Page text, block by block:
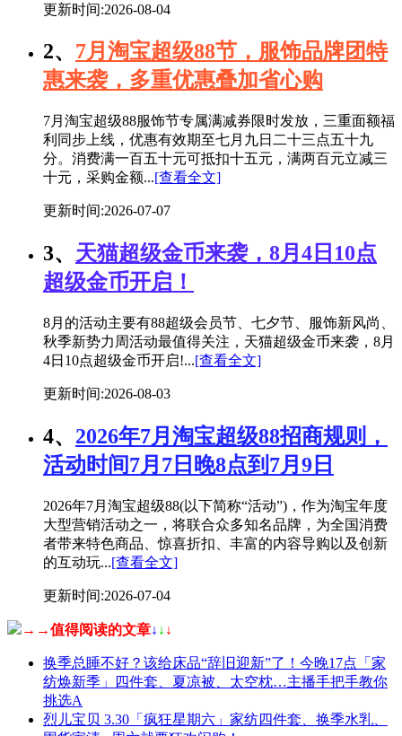
更新时间:2026-08-04
2、 7月淘宝超级88节，服饰品牌团特
惠来袭，多重优惠叠加省心购
7月淘宝超级88服饰节专属满减券限时发放，三重面额福
利同步上线，优惠有效期至七月九日二十三点五十九
分。消费满一百五十元可抵扣十五元，满两百元立减三
十元，采购金额...[查看全文]
更新时间:2026-07-07
3、 天猫超级金币来袭，8月4日10点
超级金币开启！
8月的活动主要有88超级会员节、七夕节、服饰新风尚、
秋季新势力周活动最值得关注，天猫超级金币来袭，8月
4日10点超级金币开启!...[查看全文]
更新时间:2026-08-03
4、 2026年7月淘宝超级88招商规则，
活动时间7月7日晚8点到7月9日
2026年7月淘宝超级88(以下简称“活动”)，作为淘宝年度
大型营销活动之一，将联合众多知名品牌，为全国消费
者带来特色商品、惊喜折扣、丰富的内容导购以及创新
的互动玩...[查看全文]
更新时间:2026-07-04
→→值得阅读的文章↓ ↓ ↓
换季总睡不好？该给床品“辞旧迎新”了！今晚17点「家
纺焕新季」四件套、夏凉被、太空枕…主播手把手教你
挑选A
烈儿宝贝 3.30「疯狂星期六」家纺四件套、换季水乳、